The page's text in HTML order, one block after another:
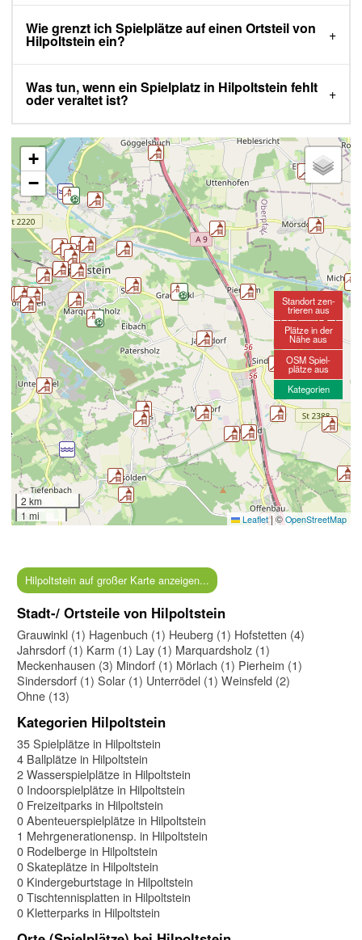
Wie grenzt ich Spielplätze auf einen Ortsteil von
Hilpoltstein ein?
Was tun, wenn ein Spielplatz in Hilpoltstein fehlt
oder veraltet ist?
+
−
2 km
1 mi
Leaflet |©OpenStreetMap
Standort zen-
trieren aus
Plätze in der
Nähe aus
OSM Spiel-
plätze aus
Kategorien
Hilpoltstein auf großer Karte anzeigen...
Stadt-/ Ortsteile von Hilpoltstein
Grauwinkl (1) Hagenbuch (1) Heuberg (1) Hofstetten (4)
Jahrsdorf (1) Karm (1) Lay (1) Marquardsholz (1)
Meckenhausen (3) Mindorf (1) Mörlach (1) Pierheim (1)
Sindersdorf (1) Solar (1) Unterrödel (1) Weinsfeld (2)
Ohne (13)
Kategorien Hilpoltstein
35 Spielplätze in Hilpoltstein
4 Ballplätze in Hilpoltstein
2 Wasserspielplätze in Hilpoltstein
0 Indoorspielplätze in Hilpoltstein
0 Freizeitparks in Hilpoltstein
0 Abenteuerspielplätze in Hilpoltstein
1 Mehrgenerationensp. in Hilpoltstein
0 Rodelberge in Hilpoltstein
0 Skateplätze in Hilpoltstein
0 Kindergeburtstage in Hilpoltstein
0 Tischtennisplatten in Hilpoltstein
0 Kletterparks in Hilpoltstein